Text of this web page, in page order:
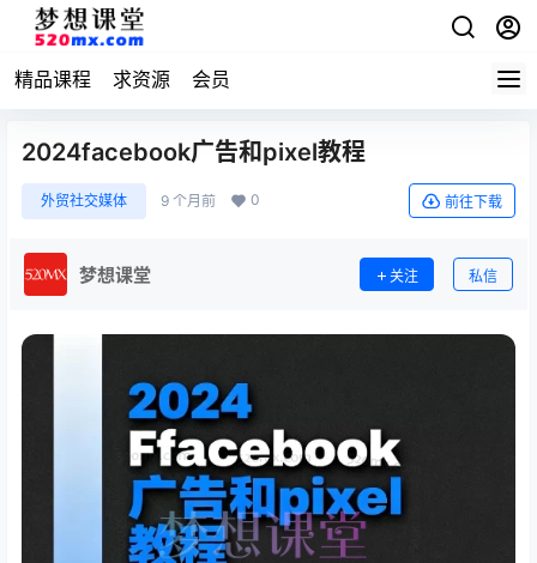
精品课程 求资源 会员
2024facebook广告和pixel教程
外贸社交媒体 9 个月前 0 前往下载
梦想课堂 关注 私信